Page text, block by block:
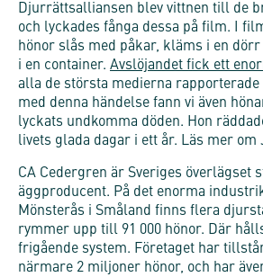
Djurrättsalliansen blev vittnen till de
och lyckades fånga dessa på film. I
hönor slås med påkar, kläms i en
i en container. Avslöjandet fick ett
alla de största medierna rapporterade
med denna händelse fann vi även
lyckats undkomma döden. Hon
livets glada dagar i ett år. Läs mer om
CA Cedergren är Sveriges överlägset
äggproducent. På det enorma
Mönsterås i Småland finns flera
rymmer upp till 91 000 hönor. Där
frigående system. Företaget har
närmare 2 miljoner hönor, och har